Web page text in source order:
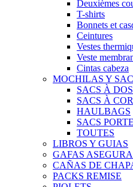
Deuxièmes
T-shirts
Bonnets et
Ceintures
Vestes
Veste
Cintas cabeza
MOCHILAS Y
SACS À
SACS À
HAULBAGS
SACS
TOUTES
LIBROS Y GUIAS
GAFAS
CAÑAS DE
PACKS REMISE